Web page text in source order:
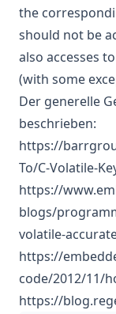
the
should not be
also accesses
(with some
Der generelle
beschrieben:
https://
To/C-Volatile-
https://
blogs/
volatile-
https://
code/2012/11/
https://